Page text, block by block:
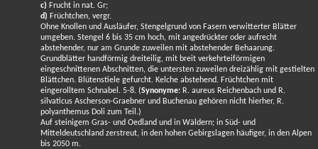
c) Frucht in nat. Gr;
d) Früchtchen, vergr.
Ohne Knollen und Ausläufer, Stengelgrund von Fasern verwitterter Blätter
umgeben. Stengel 6 bis 35 cm hoch, mit angedrückter oder aufrecht
abstehender, nur am Grunde zuweilen mit abstehender Behaarung.
Grundblätter handförmig dreiteilig, mit breit verkehrteiförmigen
eingeschnittenen Abschnitten, die untersten zuweilen dreizählig mit gestielten
Blättchen. Blütenstiele gefurcht. Kelche abstehend. Früchtchen mit
eingerolltem Schnabel. 5-8. (Synonyme:R. aureus Reichenbach und R.
silvaticus Ascherson-Graebner und Buchenau gehören nicht hierher, R.
polyanthemus Doli zum Teil.)
Auf steinigem Gras- und Oedland und in Wäldern; in Süd- und
Mitteldeutschland zerstreut, in den hohen Gebirgslagen häufiger, in den Alpen
bis 2050 m.